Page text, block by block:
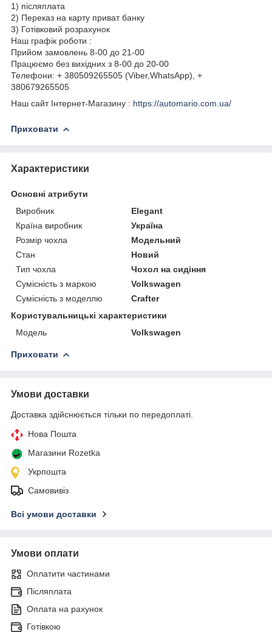
1) післяплата
2) Переказ на карту приват банку
3) Готівковий розрахунок
Наш графік роботи :
Прийом замовлень 8-00 до 21-00
Працюємо без вихідних з 8-00 до 20-00
Телефони: + 380509265505 (Viber,WhatsApp), +
380679265505
Наш сайт Інтернет-Магазину : https://automario.com.ua/
Приховати
Характеристики
Основні атрибути
Виробник
Elegant
Країна виробник
Україна
Розмір чохла
Модельний
Стан
Новий
Тип чохла
Чохол на сидіння
Сумісність з маркою
Volkswagen
Сумісність з моделлю
Crafter
Користувальницькі характеристики
Мoдель
Volkswagen
Приховати
Умови доставки
Доставка здійснюється тільки по передоплаті.
Нова Пошта
Магазини Rozetka
Укрпошта
Самовивіз
Всі умови доставки
Умови оплати
Оплатити частинами
Післяплата
Оплата на рахунок
Готівкою